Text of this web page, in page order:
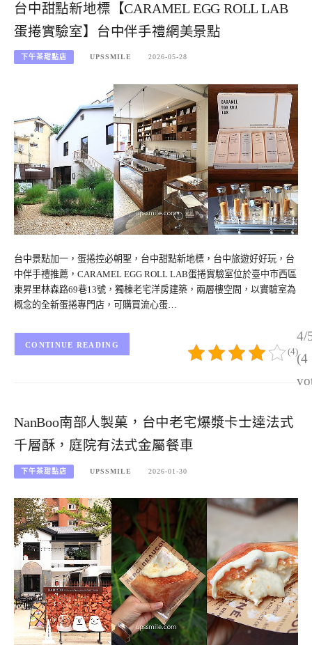
台中甜點新地標【CARAMEL EGG ROLL LAB
蛋捲實驗室】台中伴手禮網美景點
下午茶甜點店 UPSSMILE 2026-05-28
台中景點加一，蛋捲控必朝聖，台中甜點新地標，台中旅遊好好玩，台
中伴手禮推薦，CARAMEL EGG ROLL LAB蛋捲實驗室位於臺中市西區
東昇里林森路69巷13號，獨棟老宅洋房建築，兩層樓空間，以實驗室為
概念的全新蛋捲專門店，可購買流心蛋…
4/
(4
(4)
CONTINUE READING
NanBoo南部人製菓，台中老宅爆漿卡士達法式
千層酥，庭院有法式金屬餐車
下午茶甜點店 UPSSMILE 2026-01-30